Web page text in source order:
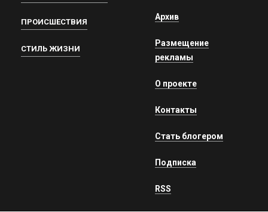
ПРОИСШЕСТВИЯ
СТИЛЬ ЖИЗНИ
Архив
Размещение
рекламы
О проекте
Контакты
Стать блогером
Подписка
RSS